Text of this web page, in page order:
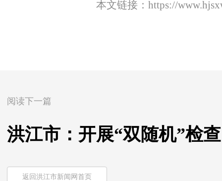
本文链接： https://
阅读下一篇
洪江市：开展“双随机”检
返回洪江市新闻网首页